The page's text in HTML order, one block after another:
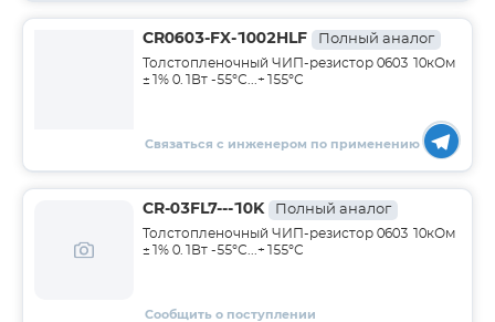
CR0603-FX-1002HLF Полный аналог
Толстопленочный ЧИП-резистор 0603 10кОм
±1% 0.1Вт -55°С...+155°С
Связаться с инженером по применению
CR-03FL7---10K Полный аналог
Толстопленочный ЧИП-резистор 0603 10кОм
±1% 0.1Вт -55°С...+155°С
Сообщить о поступлении